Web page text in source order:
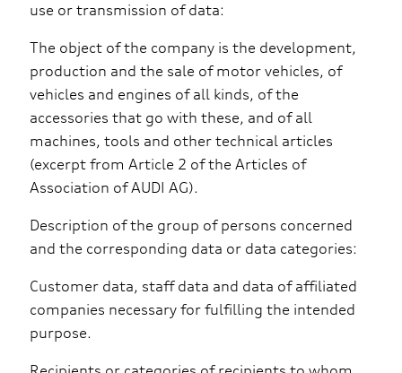
use or transmission of data:
The object of the company is the development,
production and the sale of motor vehicles, of
vehicles and engines of all kinds, of the
accessories that go with these, and of all
machines, tools and other technical articles
(excerpt from Article 2 of the Articles of
Association of AUDI AG).
Description of the group of persons concerned
and the corresponding data or data categories:
Customer data, staff data and data of affiliated
companies necessary for fulfilling the intended
purpose.